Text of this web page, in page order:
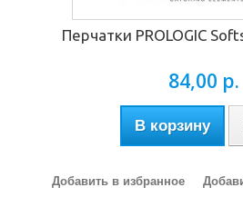
Перчатки PROLOGIC
84,00 р.
В корзину
Добавить в избранное